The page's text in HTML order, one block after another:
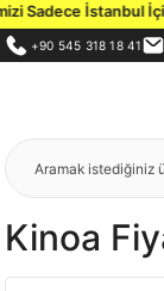
Sadece İstanbul
+90 545 318 18 41
Kinoa